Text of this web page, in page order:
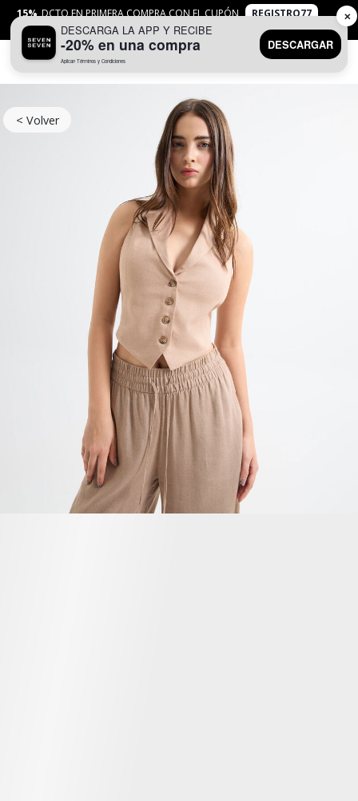
15% DCTO EN PRIMERA COMPRA CON EL CUPÓN
REGISTRO77
APLICANTYC
< Volver
DESCARGA LA APP Y RECIBE
-20% en una compra
Aplican Términos y Condiciones
DESCARGAR
✕